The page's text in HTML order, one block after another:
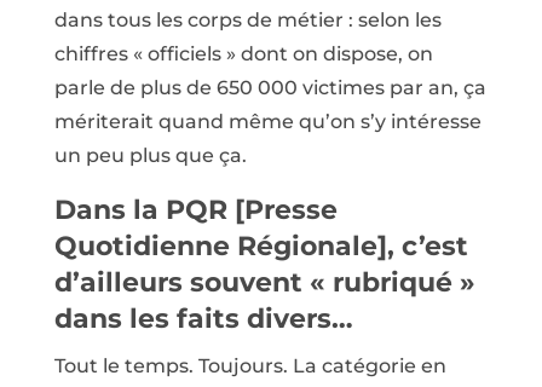
dans tous les corps de métier : selon les
chiffres « officiels » dont on dispose, on
parle de plus de 650 000 victimes par an, ça
mériterait quand même qu’on s’y intéresse
un peu plus que ça.
Dans la PQR [Presse
Quotidienne Régionale], c’est
d’ailleurs souvent « rubriqué »
dans les faits divers…
Tout le temps. Toujours. La catégorie en